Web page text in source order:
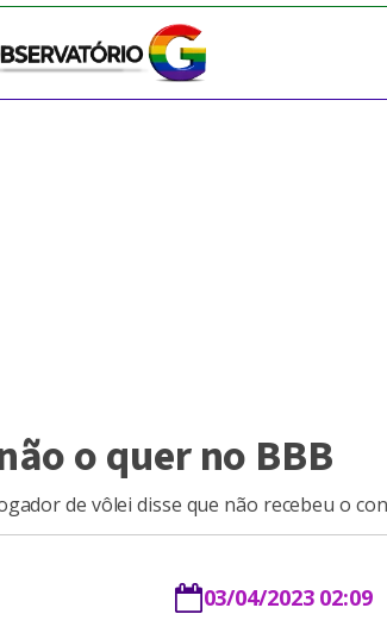
o quer no BBB
de vôlei disse que não recebeu o
03/04/2023 02:09